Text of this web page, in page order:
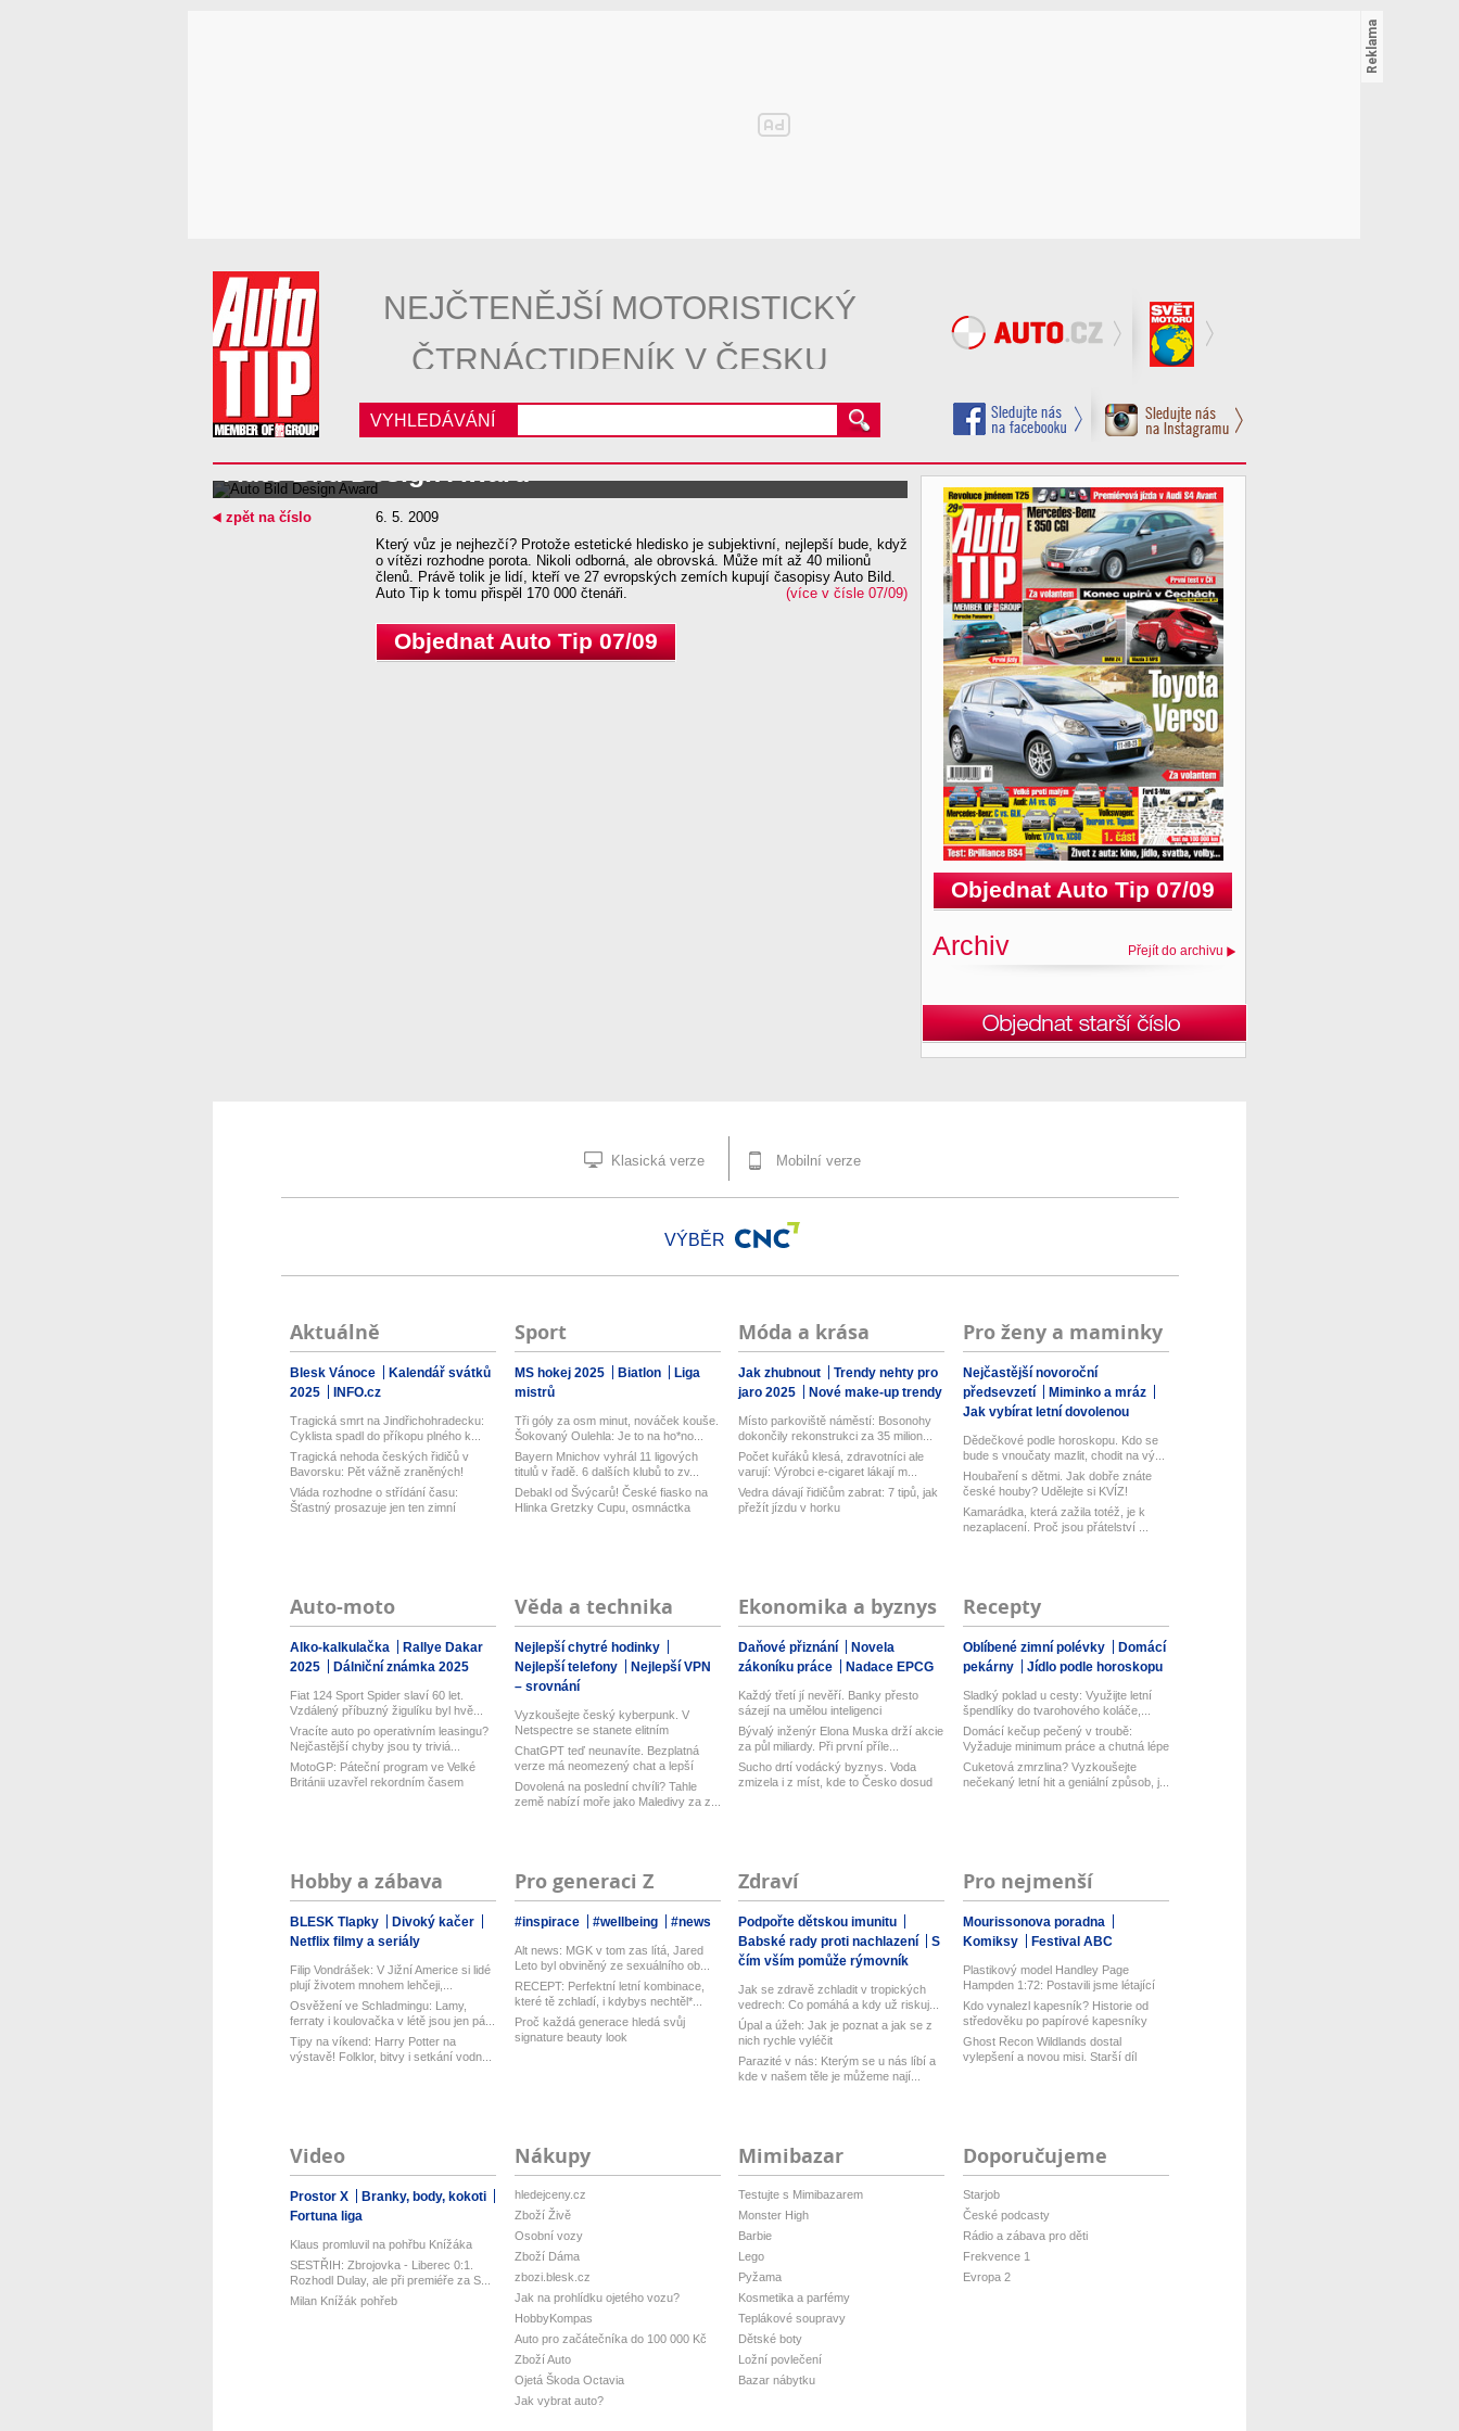
NEJČTENĚJŠÍ MOTORISTICKÝ
ČTRNÁCTIDENÍK V ČESKU
VYHLEDÁVÁNÍ
Auto Bild Design Award
6. 5. 2009
Který vůz je nejhezčí? Protože estetické hledisko je subjektivní, nejlepší bude, když
o vítězi rozhodne porota. Nikoli odborná, ale obrovská. Může mít až 40 milionů
členů. Právě tolik je lidí, kteří ve 27 evropských zemích kupují časopisy Auto Bild.
Auto Tip k tomu přispěl 170 000 čtenáři.
(více v čísle 07/09)
Objednat Auto Tip 07/09
zpět na číslo
Objednat Auto Tip 07/09
Archiv Přejít do archivu
Klasická verze Mobilní verze
VÝBĚR
Aktuálně
Blesk Vánoce
Kalendář svátků
2025
INFO.cz
Tragická smrt na Jindřichohradecku:
Cyklista spadl do příkopu plného k...
Tragická nehoda českých řidičů v
Bavorsku: Pět vážně zraněných!
Zasaho...
Vláda rozhodne o střídání času:
Šťastný prosazuje jen ten zimní
Sport
MS hokej 2025 Biatlon
Liga
mistrů
Tři góly za osm minut, nováček kouše.
Šokovaný Oulehla: Je to na ho*no...
Bayern Mnichov vyhrál 11 ligových
titulů v řadě. 6 dalších klubů to zv...
Debakl od Švýcarů! České fiasko na
Hlinka Gretzky Cupu, osmnáctka
Móda a krása
Jak zhubnout
Trendy nehty pro
jaro 2025
Nové make-up trendy
Místo parkoviště náměstí: Bosonohy
dokončily rekonstrukci za 35 milion...
Počet kuřáků klesá, zdravotníci ale
varují: Výrobci e-cigaret lákají m...
Vedra dávají řidičům zabrat: 7 tipů, jak
přežít jízdu v horku
Pro ženy a maminky
Nejčastější novoroční
předsevzetí
Miminko a mráz
Jak vybírat letní dovolenou
Dědečkové podle horoskopu. Kdo se
bude s vnoučaty mazlit, chodit na vý...
Houbaření s dětmi. Jak dobře znáte
české houby? Udělejte si KVÍZ!
Kamarádka, která zažila totéž, je k
nezaplacení. Proč jsou přátelství ...
Auto-moto
Alko-kalkulačka
Rallye Dakar
2025
Dálniční známka 2025
Fiat 124 Sport Spider slaví 60 let.
Vzdálený příbuzný žigulíku byl hvě...
Vracíte auto po operativním leasingu?
Nejčastější chyby jsou ty triviá...
MotoGP: Páteční program ve Velké
Británii uzavřel rekordním časem
Věda a technika
Nejlepší chytré hodinky
Nejlepší telefony
Nejlepší VPN
– srovnání
Vyzkoušejte český kyberpunk. V
Netspectre se stanete elitním
hackerem ...
ChatGPT teď neunavíte. Bezplatná
verze má neomezený chat a lepší
model...
Dovolená na poslední chvíli? Tahle
země nabízí moře jako Maledivy za z...
Ekonomika a byznys
Daňové přiznání
Novela
zákoníku práce
Nadace EPCG
Každý třetí jí nevěří. Banky přesto
sázejí na umělou inteligenci
Bývalý inženýr Elona Muska drží akcie
za půl miliardy. Při první příle...
Sucho drtí vodácký byznys. Voda
zmizela i z míst, kde to Česko dosud
Recepty
Oblíbené zimní polévky
Domácí
pekárny
Jídlo podle horoskopu
Sladký poklad u cesty: Využijte letní
špendlíky do tvarohového koláče,...
Domácí kečup pečený v troubě:
Vyžaduje minimum práce a chutná lépe
než...
Cuketová zmrzlina? Vyzkoušejte
nečekaný letní hit a geniální způsob, j...
Hobby a zábava
BLESK Tlapky
Divoký kačer
Netflix filmy a seriály
Filip Vondrášek: V Jižní Americe si lidé
plují životem mnohem lehčeji,...
Osvěžení ve Schladmingu: Lamy,
ferraty i koulovačka v létě jsou jen pá...
Tipy na víkend: Harry Potter na
výstavě! Folklor, bitvy i setkání vodn...
Pro generaci Z
#inspirace #wellbeing #news
Alt news: MGK v tom zas lítá, Jared
Leto byl obviněný ze sexuálního ob...
RECEPT: Perfektní letní kombinace,
které tě zchladí, i kdybys nechtěl*...
Proč každá generace hledá svůj
signature beauty look
Zdraví
Podpořte dětskou imunitu
Babské rady proti nachlazení
S
čím vším pomůže rýmovník
Jak se zdravě zchladit v tropických
vedrech: Co pomáhá a kdy už riskuj...
Úpal a úžeh: Jak je poznat a jak se z
nich rychle vyléčit
Parazité v nás: Kterým se u nás líbí a
kde v našem těle je můžeme nají...
Pro nejmenší
Mourissonova poradna
Komiksy
Festival ABC
Plastikový model Handley Page
Hampden 1:72: Postavili jsme létající
ku...
Kdo vynalezl kapesník? Historie od
středověku po papírové kapesníky
Ghost Recon Wildlands dostal
vylepšení a novou misi. Starší díl
Video
Prostor X
Branky, body, kokoti
Fortuna liga
Klaus promluvil na pohřbu Knížáka
SESTŘIH: Zbrojovka - Liberec 0:1.
Rozhodl Dulay, ale při premiéře za S...
Milan Knížák pohřeb
Nákupy
hledejceny.cz
Zboží Živě
Osobní vozy
Zboží Dáma
zbozi.blesk.cz
Jak na prohlídku ojetého vozu?
HobbyKompas
Auto pro začátečníka do 100 000 Kč
Zboží Auto
Ojetá Škoda Octavia
Jak vybrat auto?
Mimibazar
Testujte s Mimibazarem
Monster High
Barbie
Lego
Pyžama
Kosmetika a parfémy
Teplákové soupravy
Dětské boty
Ložní povlečení
Bazar nábytku
Doporučujeme
Starjob
České podcasty
Rádio a zábava pro děti
Frekvence 1
Evropa 2